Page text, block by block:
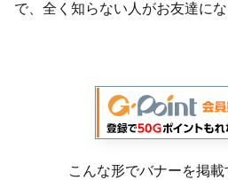
で、全く知らない人がお友達にな
こんな形でバナーを掲載